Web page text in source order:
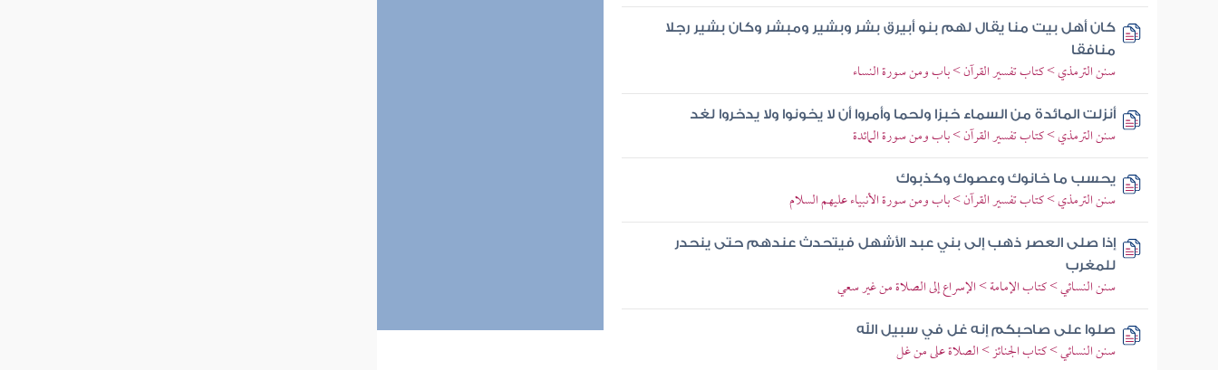
كان أهل بيت منا يقال لهم بنو أبيرق بشر وبشير ومبشر وكان بشير رجلا
منافقا
سنن الترمذي > كتاب تفسير القرآن > باب ومن سورة النساء
أنزلت المائدة من السماء خبزا ولحما وأمروا أن لا يخونوا ولا يدخروا لغد
سنن الترمذي > كتاب تفسير القرآن > باب ومن سورة المائدة
يحسب ما خانوك وعصوك وكذبوك
سنن الترمذي > كتاب تفسير القرآن > باب ومن سورة الأنبياء عليهم السلام
إذا صلى العصر ذهب إلى بني عبد الأشهل فيتحدث عندهم حتى ينحدر
للمغرب
سنن النسائي > كتاب الإمامة > الإسراع إلى الصلاة من غير سعي
صلوا على صاحبكم إنه غل في سبيل الله
سنن النسائي > كتاب الجنائز > الصلاة على من غل